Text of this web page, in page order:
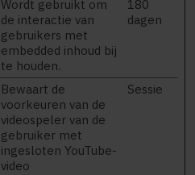
Wordt gebruikt om
de interactie van
gebruikers met
embedded inhoud bij
te houden.
180
dagen
Bewaart de
voorkeuren van de
videospeler van de
gebruiker met
ingesloten YouTube-
video
Sessie